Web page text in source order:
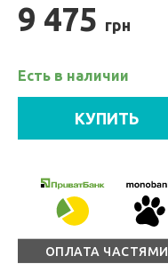
9 475 грн
Есть в наличии
КУПИТЬ
ОПЛАТА ЧАСТЯМИ